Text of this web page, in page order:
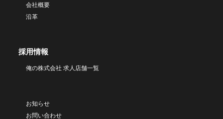
会社概要
沿革
採用情報
俺の株式会社 求人店舗一覧
お知らせ
お問い合わせ